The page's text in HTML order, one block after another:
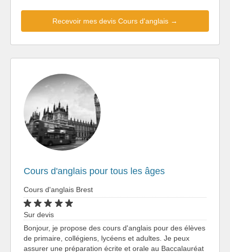
Recevoir mes devis Cours d'anglais →
Cours d'anglais pour tous les âges
Cours d'anglais Brest
Sur devis
Bonjour, je propose des cours d'anglais pour des élèves
de primaire, collégiens, lycéens et adultes. Je peux
assurer une préparation écrite et orale au Baccalauréat